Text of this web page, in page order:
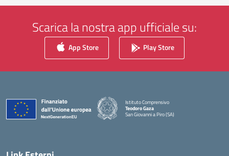
Scarica la nostra app ufficiale su:
App Store Play Store
Istituto Comprensivo
Teodoro Gaza
San Giovanni a Piro (SA)